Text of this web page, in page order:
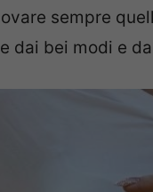
sempre
dai bei modi e